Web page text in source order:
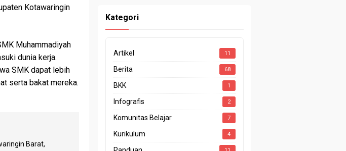
Kotawaringin
Muhammadiyah
dunia kerja.
SMK dapat lebih
serta bakat mereka.
Barat,
Kategori
Artikel 11
Berita 68
BKK 1
Infografis 2
Komunitas Belajar 7
Kurikulum 4